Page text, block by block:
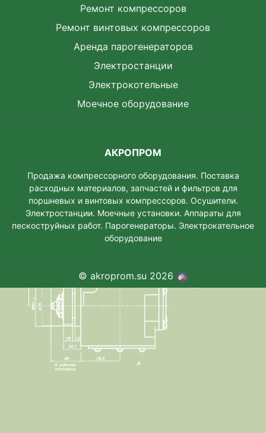
Ремонт компрессоров
Ремонт винтовых компрессоров
Аренда парогенераторов
Электростанции
Электрокотельные
Моечное оборудование
АКРОПРОМ
Продажа компрессорного оборудования. Поставка
расходных материалов, запчастей и фильтров для
поршневых и винтовых компрессоров. Осушители.
Электростанции. Моeчные установки. Аппараты для
пескоструйных работ. Парогенераторы. Электрокательное
оборудование
© akroprom.su 2026